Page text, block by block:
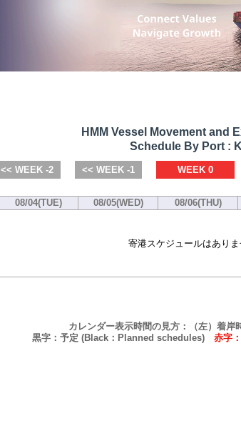
HMM Vessel Movement and
Schedule By Port :
<< WEEK -2 << WEEK -1 WEEK 0
08/04(TUE) 08/05(WED) 08/06(THU)
寄港スケジュールはありま
カレンダー表示時間の見方：（左）着岸
黒字：予定 (Black：Planned schedules) 赤字